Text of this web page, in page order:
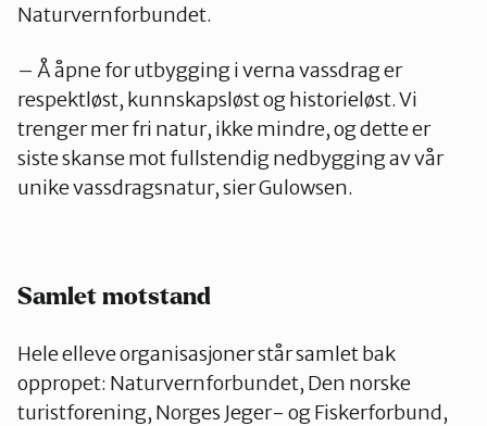
Naturvernforbundet.
– Å åpne for utbygging i verna vassdrag er
respektløst, kunnskapsløst og historieløst. Vi
trenger mer fri natur, ikke mindre, og dette er
siste skanse mot fullstendig nedbygging av vår
unike vassdragsnatur, sier Gulowsen.
Samlet motstand
Hele elleve organisasjoner står samlet bak
oppropet: Naturvernforbundet, Den norske
turistforening, Norges Jeger- og Fiskerforbund,